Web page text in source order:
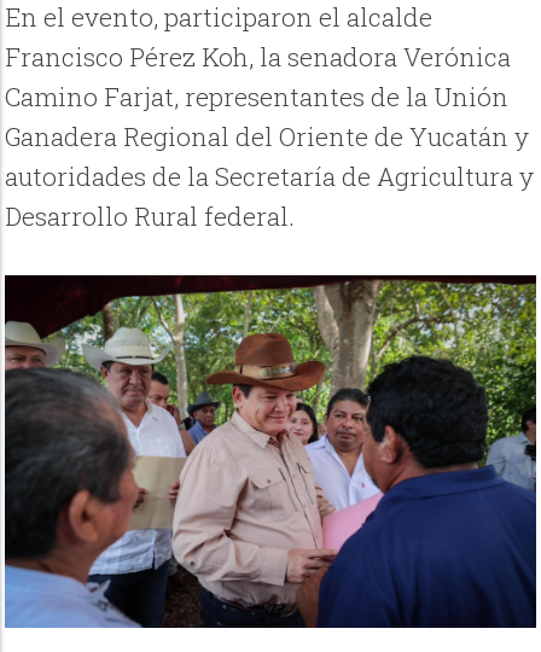
En el evento, participaron el alcalde
Francisco Pérez Koh, la senadora Verónica
Camino Farjat, representantes de la Unión
Ganadera Regional del Oriente de Yucatán y
autoridades de la Secretaría de Agricultura y
Desarrollo Rural federal.